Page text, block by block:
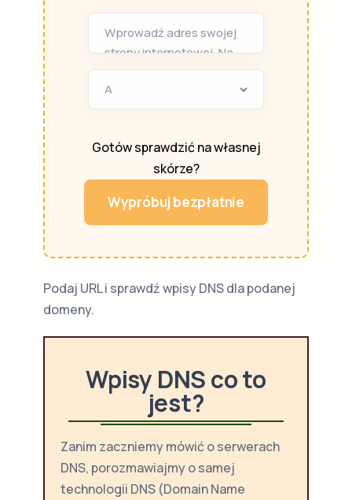
Wprowadź adres swojej
strony internetowej. Na
przykład:
https://hotmnt.pl
Gotów sprawdzić na własnej
skórze?
Wypróbuj bezpłatnie
Podaj URL i sprawdź wpisy DNS dla podanej
domeny.
Wpisy DNS co to
jest?
Zanim zaczniemy mówić o serwerach
DNS, porozmawiajmy o samej
technologii DNS (Domain Name